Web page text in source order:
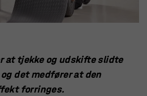
at tjekke og udskifte slidte
det medfører at den
forringes.